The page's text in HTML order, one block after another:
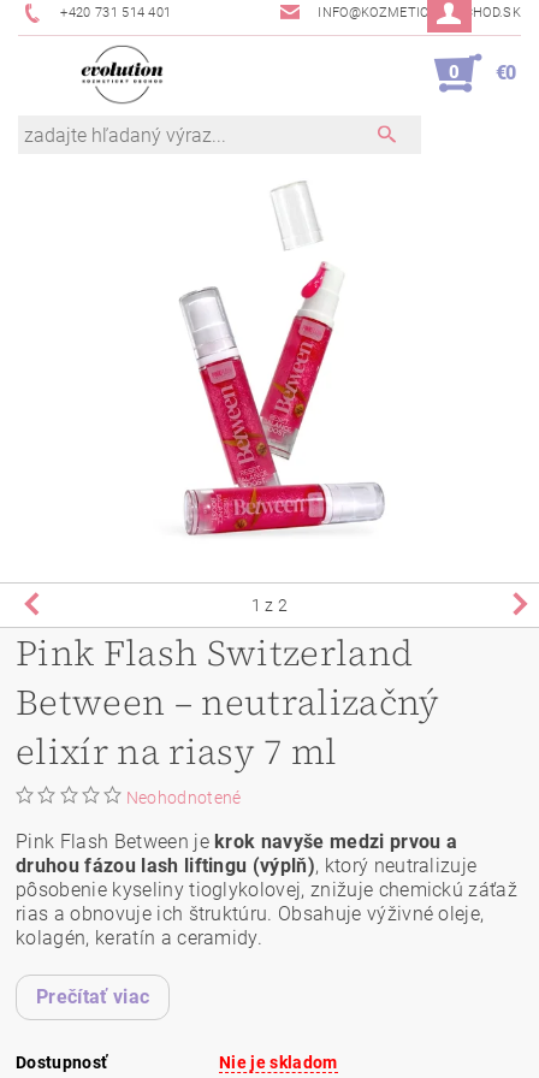
+420 731 514 401 INFO@KOZMETICKYOBCHOD.SK
0 €0
1 z 2
Pink Flash Switzerland
Between – neutralizačný
elixír na riasy 7 ml
Neohodnotené
Pink Flash Between je krok navyše medzi prvou a
druhou fázou lash liftingu (výplň), ktorý neutralizuje
pôsobenie kyseliny tioglykolovej, znižuje chemickú záťaž
rias a obnovuje ich štruktúru. Obsahuje výživné oleje,
kolagén, keratín a ceramidy.
Prečítať viac
Dostupnosť Nie je skladom